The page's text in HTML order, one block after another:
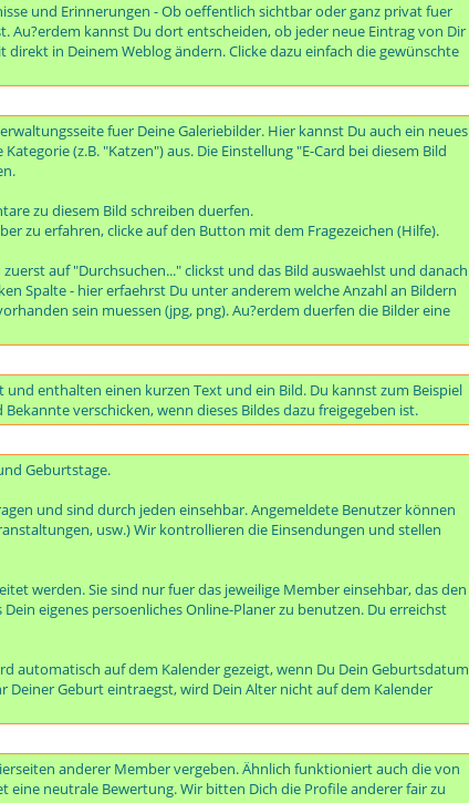
und Erinnerungen - Ob oeffentlich sichtbar oder ganz privat fuer
kannst Du dort entscheiden, ob jeder neue Eintrag von Dir
in Deinem Weblog ändern. Clicke dazu einfach die gewünschte
fuer Deine Galeriebilder. Hier kannst Du auch ein neues
(z.B. "Katzen") aus. Die Einstellung "E-Card bei diesem Bild
zu diesem Bild schreiben duerfen.
zu erfahren, clicke auf den Button mit dem Fragezeichen (Hilfe).
auf "Durchsuchen..." clickst und das Bild auswaehlst und danach
Spalte - hier erfaehrst Du unter anderem welche Anzahl an Bildern
sein muessen (jpg, png). Au?erdem duerfen die Bilder eine
enthalten einen kurzen Text und ein Bild. Du kannst zum Beispiel
verschicken, wenn dieses Bildes dazu freigegeben ist.
Geburtstage.
und sind durch jeden einsehbar. Angemeldete Benutzer können
usw.) Wir kontrollieren die Einsendungen und stellen
werden. Sie sind nur fuer das jeweilige Member einsehbar, das den
eigenes persoenliches Online-Planer zu benutzen. Du erreichst
automatisch auf dem Kalender gezeigt, wenn Du Dein Geburtsdatum
Deiner Geburt eintraegst, wird Dein Alter nicht auf dem Kalender
anderer Member vergeben. Ähnlich funktioniert auch die von
eine neutrale Bewertung. Wir bitten Dich die Profile anderer fair zu